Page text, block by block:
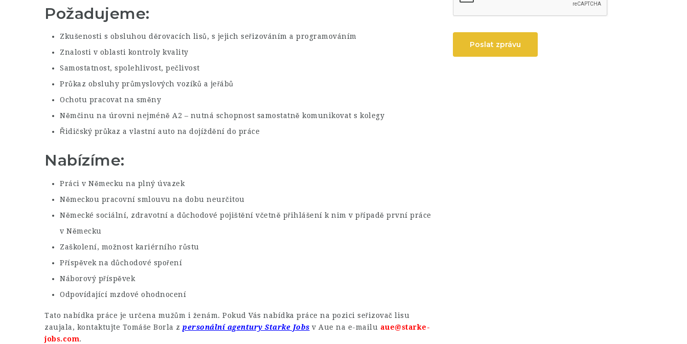
Požadujeme:
Zkušenosti s obsluhou děrovacích lisů, s jejich seřizováním a programováním
Znalosti v oblasti kontroly kvality
Samostatnost, spolehlivost, pečlivost
Průkaz obsluhy průmyslových vozíků a jeřábů
Ochotu pracovat na směny
Němčinu na úrovni nejméně A2 – nutná schopnost samostatně komunikovat s kolegy
Řidičský průkaz a vlastní auto na dojíždění do práce
Nabízíme:
Práci v Německu na plný úvazek
Německou pracovní smlouvu na dobu neurčitou
Německé sociální, zdravotní a důchodové pojištění včetně přihlášení k nim v případě první práce
v Německu
Zaškolení, možnost kariérního růstu
Příspěvek na důchodové spoření
Náborový příspěvek
Odpovídající mzdové ohodnocení
Tato nabídka práce je určena mužům i ženám. Pokud Vás nabídka práce na pozici seřizovač lisu
zaujala, kontaktujte Tomáše Borla z personální agentury Starke Jobs v Aue na e-mailu aue@starke-
jobs.com.
Poslat zprávu